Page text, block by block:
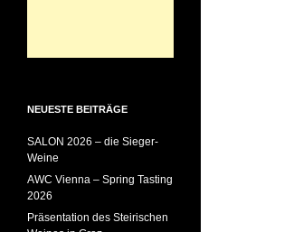
NEUESTE BEITRÄGE
SALON 2026 – die Sieger-
Weine
AWC Vienna – Spring Tasting
2026
Präsentation des Steirischen